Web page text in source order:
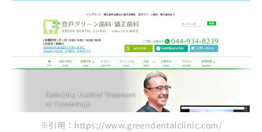
※引用：https://www.greendentalclinic.com/